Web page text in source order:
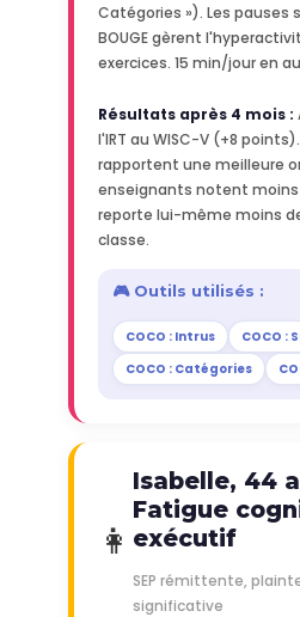
Catégories »). Les pauses
BOUGE gèrent
exercices. 15 min/jour en
Résultats après 4 mois :
l'IRT au WISC-V (+8
rapportent une meilleure
enseignants notent
reporte lui-même moins
classe.
🎮 Outils utilisés :
COCO : Intrus
COCO :
COCO : Catégories
👩
Isabelle, 44
Fatigue
exécutif
SEP rémittente,
significative